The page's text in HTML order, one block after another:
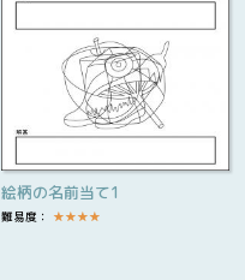
絵柄の名前当て1
難易度： ★★★★